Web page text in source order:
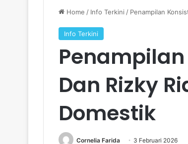
Home / Info Terkini / Penampilan
Info Terkini
Dan Rizky
Domestik
Cornelia Farida 3 Februari 2026